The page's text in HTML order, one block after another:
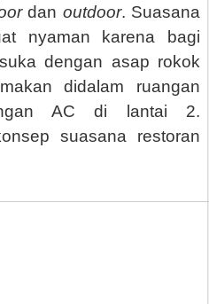
dan outdoor. Suasana
nyaman karena bagi
dengan asap rokok
didalam ruangan
AC di lantai 2.
suasana restoran